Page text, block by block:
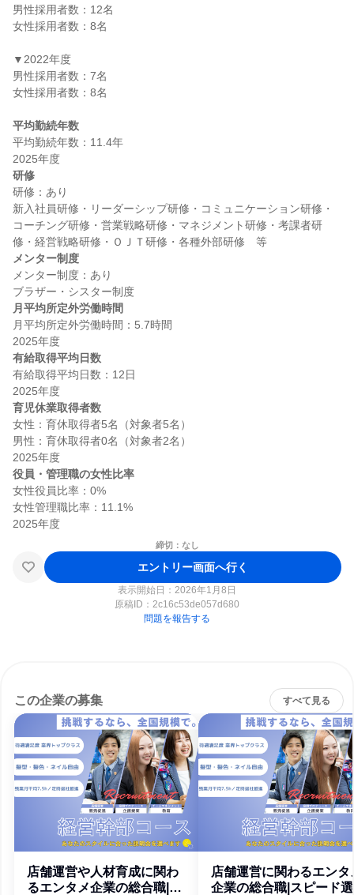
男性採用者数：12名
女性採用者数：8名
▼2022年度
男性採用者数：7名
女性採用者数：8名
平均勤続年数
平均勤続年数：11.4年
研修
研修：あり
新入社員研修・リーダーシップ研修・コミュニケーション研修・
コーチング研修・営業戦略研修・マネジメント研修・考課者研
メンター制度
メンター制度：あり
月平均所定外労働時間
月平均所定外労働時間：5.7時間
有給取得平均日数
有給取得平均日数：12日
育児休業取得者数
女性：育休取得者5名（対象者5名）
男性：育休取得者0名（対象者2名）
役員・管理職の女性比率
女性役員比率：0%
女性管理職比率：11.1%
締切：なし
エントリー画面へ行く
表示開始日：2026年1月8日
原稿ID： 2c16c53de057d680
問題を報告する
この企業の募集 すべて見る
店舗運営や人材育成に関わ
るエンタメ企業の総合職|説
店舗運営に関わるエンタ
企業の総合職|スピード